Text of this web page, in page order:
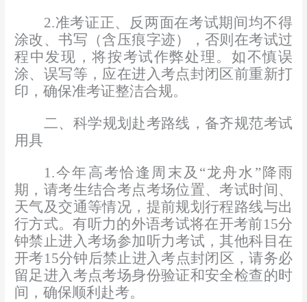
2.准考证正、反两面在考试期间均不得
涂改、书写 （含压痕字迹），否则 在考试过
程中发现，将按考试作弊处理。如不慎误
涂、误写等， 应在进入考点封闭区前重新打
印 ，确保准考证整洁合规。
二、科学规划赴考路线，备齐规范考试
用具
1.今年高考恰逢周末及 “龙舟水”降雨
期 ， 请考生结合考点考场位置、考试时间、
天气及交通等情况， 提前规划行程路线与出
行方式。有听力的外语考试将在开考前15分
钟禁止进入考场参加听力考试 ，其他科目在
开考15分钟后禁止进入考点封闭区 ，请务必
留足进入考点考场身份验证和安全检查的时
间，确保顺利赴考。